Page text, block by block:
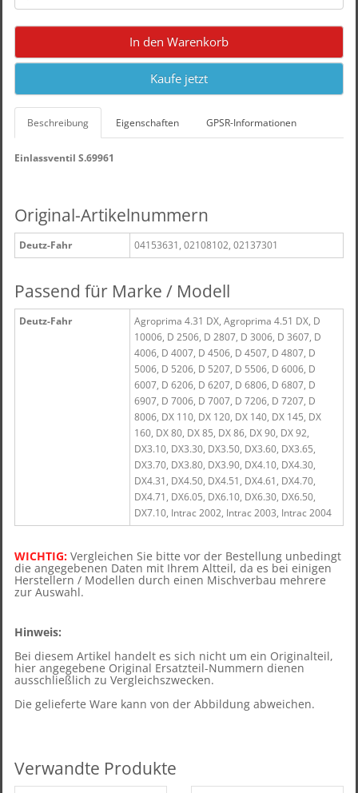
In den Warenkorb
Kaufe jetzt
Beschreibung Eigenschaften GPSR-Informationen
Einlassventil S.69961
Original-Artikelnummern
Deutz-Fahr 04153631, 02108102, 02137301
Passend für Marke / Modell
Deutz-Fahr
Agroprima 4.31 DX, Agroprima 4.51 DX, D
10006, D 2506, D 2807, D 3006, D 3607, D
4006, D 4007, D 4506, D 4507, D 4807, D
5006, D 5206, D 5207, D 5506, D 6006, D
6007, D 6206, D 6207, D 6806, D 6807, D
6907, D 7006, D 7007, D 7206, D 7207, D
8006, DX 110, DX 120, DX 140, DX 145, DX
160, DX 80, DX 85, DX 86, DX 90, DX 92,
DX3.10, DX3.30, DX3.50, DX3.60, DX3.65,
DX3.70, DX3.80, DX3.90, DX4.10, DX4.30,
DX4.31, DX4.50, DX4.51, DX4.61, DX4.70,
DX4.71, DX6.05, DX6.10, DX6.30, DX6.50,
DX7.10, Intrac 2002, Intrac 2003, Intrac 2004
WICHTIG: Vergleichen Sie bitte vor der Bestellung unbedingt
die angegebenen Daten mit Ihrem Altteil, da es bei einigen
Herstellern / Modellen durch einen Mischverbau mehrere
zur Auswahl.
Hinweis:
Bei diesem Artikel handelt es sich nicht um ein Originalteil,
hier angegebene Original Ersatzteil-Nummern dienen
ausschließlich zu Vergleichszwecken.
Die gelieferte Ware kann von der Abbildung abweichen.
Verwandte Produkte